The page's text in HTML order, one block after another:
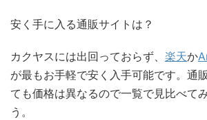
安く手に入る通販サイトは？
カクヤスには出回っておらず、 楽天か
が最もお手軽で安く入手可能です。通
ても価格は異なるので一覧で見比べて
う。